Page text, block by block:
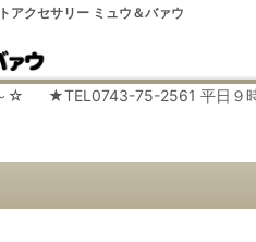
アクセサリー ミュウ＆バァウ
～☆ ★TEL0743-75-2561 平日